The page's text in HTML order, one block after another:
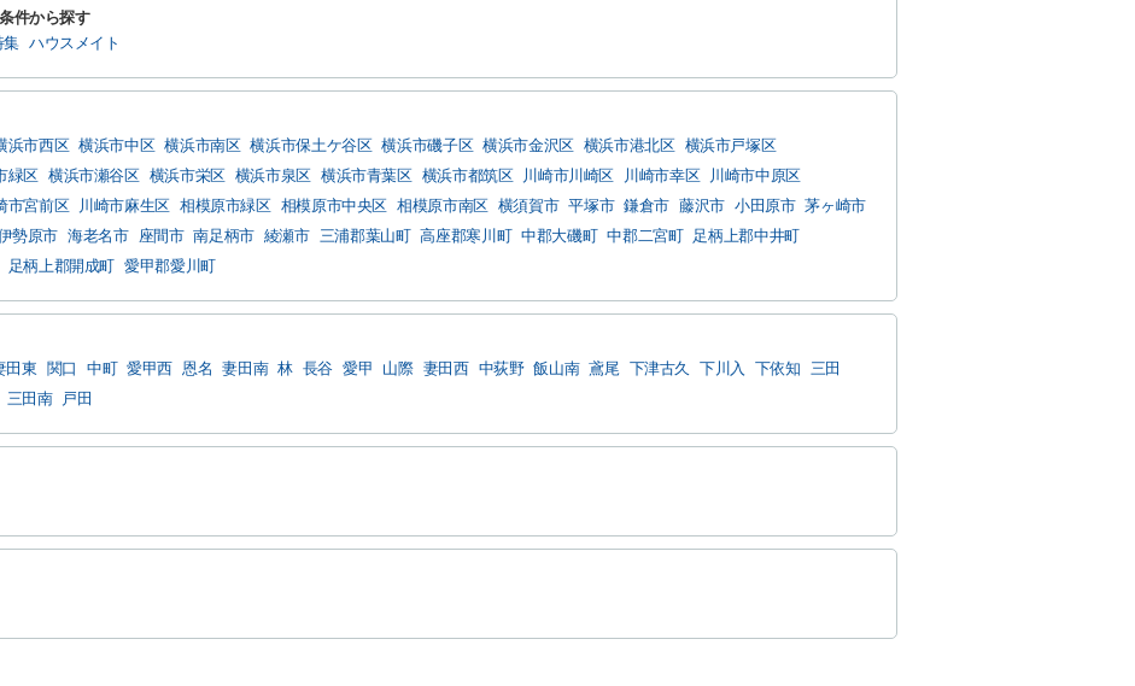
件から探す
集 ハウスメイト
浜市西区 横浜市中区 横浜市南区 横浜市保土ケ谷区 横浜市磯子区 横浜市金沢区 横浜市港北区 横浜市戸塚区
緑区 横浜市瀬谷区 横浜市栄区 横浜市泉区 横浜市青葉区 横浜市都筑区 川崎市川崎区 川崎市幸区
川崎市中原区
市宮前区 川崎市麻生区 相模原市緑区 相模原市中央区 相模原市南区 横須賀市 平塚市 鎌倉市 藤沢市 小田原市 茅ヶ崎市
勢原市 海老名市 座間市 南足柄市 綾瀬市 三浦郡葉山町 高座郡寒川町 中郡大磯町 中郡二宮町
足柄上郡中井町
足柄上郡開成町 愛甲郡愛川町
田東 関口 中町 愛甲西 恩名 妻田南 林 長谷 愛甲 山際 妻田西 中荻野 飯山南 鳶尾 下津古久 下川入 下依知
三田
三田南 戸田